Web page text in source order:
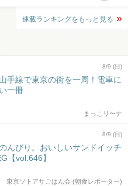
連載ランキングをもっと見る
8/9 (日)
手線で東京の街を一周！電車に
一冊
まっこリ〜ナ
8/9 (日)
んびり。おいしいサンドイッチ
【vol.646】
東京ソトアサごはん会 (朝食レポーター)